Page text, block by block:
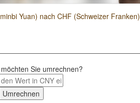
Yuan) nach CHF (Schweizer Franken)
Sie umrechnen?